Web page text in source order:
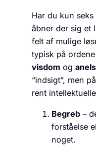
Har du kun
åbner der sig et
felt af mulige
typisk på ordene
visdom og
“indsigt”, men
rent
Begreb –
forståelse
noget.